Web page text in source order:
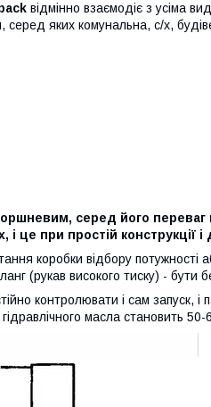
відмінно взаємодіє з усіма
серед яких комунальна, с/х,
серед його переваг
це при простій конструкції
коробки відбору потужності
(рукав високого тиску) - бути
контролювати і сам запуск, і
масла становить 50-